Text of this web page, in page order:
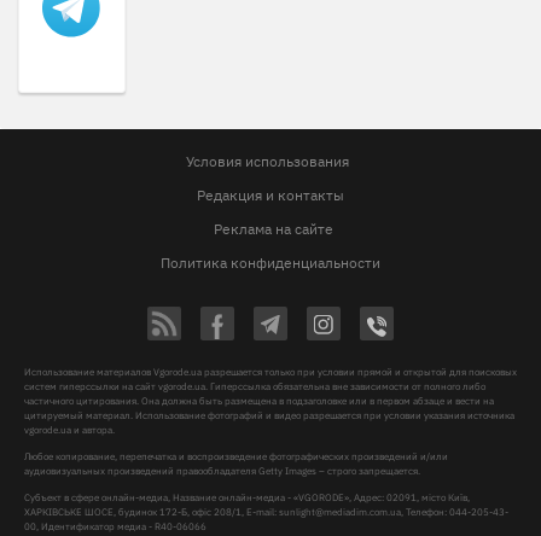
Условия использования
Редакция и контакты
Реклама на сайте
Политика конфиденциальности
Использование материалов Vgorode.ua разрешается только при условии прямой и открытой для поисковых
систем гиперссылки на сайт vgorode.ua. Гиперссылка обязательна вне зависимости от полного либо
частичного цитирования. Она должна быть размещена в подзаголовке или в первом абзаце и вести на
цитируемый материал. Использование фотографий и видео разрешается при условии указания источника
vgorode.ua и автора.
Любое копирование, перепечатка и воспроизведение фотографических произведений и/или
аудиовизуальных произведений правообладателя Getty Images – строго запрещается.
Субъект в сфере онлайн-медиа, Название онлайн-медиа - «VGORODE», Адрес: 02091, місто Київ,
ХАРКІВСЬКЕ ШОСЕ, будинок 172-Б, офіс 208/1, E-mail:sunlight@mediadim.com.ua , Телефон: 044-205-43-
00, Идентификатор медиа - R40-06066